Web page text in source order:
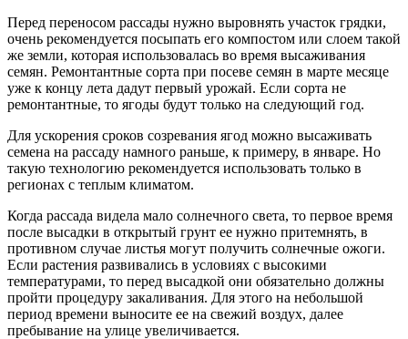
Перед переносом рассады нужно выровнять участок грядки,
очень рекомендуется посыпать его компостом или слоем такой
же земли, которая использовалась во время высаживания
семян. Ремонтантные сорта при посеве семян в марте месяце
уже к концу лета дадут первый урожай. Если сорта не
ремонтантные, то ягоды будут только на следующий год.
Для ускорения сроков созревания ягод можно высаживать
семена на рассаду намного раньше, к примеру, в январе. Но
такую технологию рекомендуется использовать только в
регионах с теплым климатом.
Когда рассада видела мало солнечного света, то первое время
после высадки в открытый грунт ее нужно притемнять, в
противном случае листья могут получить солнечные ожоги.
Если растения развивались в условиях с высокими
температурами, то перед высадкой они обязательно должны
пройти процедуру закаливания. Для этого на небольшой
период времени выносите ее на свежий воздух, далее
пребывание на улице увеличивается.